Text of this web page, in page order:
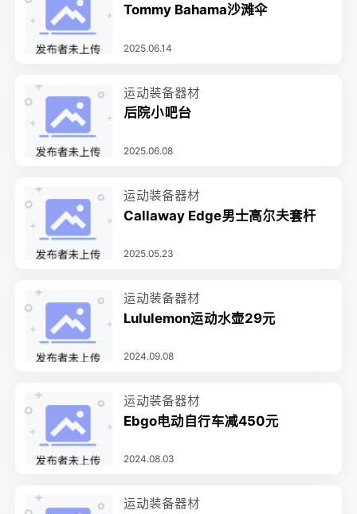
Tommy Bahama沙滩伞
2025.06.14
运动装备器材
后院小吧台
2025.06.08
运动装备器材
Callaway Edge男士高尔夫套杆
2025.05.23
运动装备器材
Lululemon运动水壶29元
2024.09.08
运动装备器材
Ebgo电动自行车减450元
2024.08.03
运动装备器材